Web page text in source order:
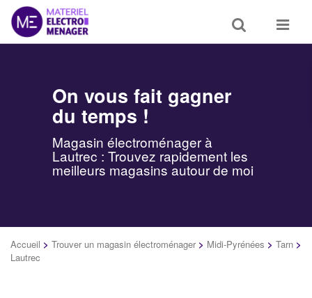
Toggle
search
Toggle
On vous fait gagner
du temps !
Magasin électroménager à
Lautrec : Trouvez rapidement les
meilleurs magasins autour de moi
Accueil > Trouver un magasin électroménager > Midi-Pyrénées > Tarn >
Lautrec